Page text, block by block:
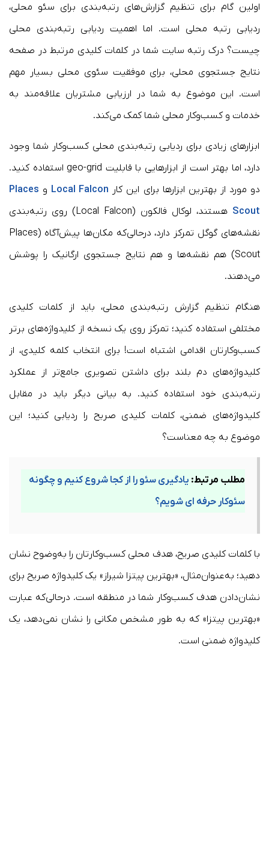
اولین گام برای تنظیم گزارش‌های رتبه‌بندی برای سئو محلی،
ردیابی رتبه محلی است. اما اهمیت ردیابی رتبه‌بندی محلی
چیست؟ درک رتبه سایت شما در کلمات کلیدی مرتبط در صفحه
نتایج جستجوی محلی، برای موفقیت سئوی محلی بسیار مهم
است. این موضوع به شما در ارزیابی مشتریان علاقه‌مند به
خدمات و کسب‌وکار محلی شما کمک می‌کند.
ابزارهای زیادی برای ردیابی رتبه‌بندی محلی کسب‌وکار شما وجود
دارد، اما بهتر است از ابزارهایی با قابلیت geo-grid استفاده کنید.
دو مورد از بهترین ابزارها برای این کار Local Falcon و Places
Scout
هستند، لوکال فالکون (Local Falcon) روی رتبه‌بندی
نقشه‌های گوگل تمرکز دارد، درحالی‌که مکان‌ها پیش‌آگاه (Places
Scout) هم نقشه‌ها و هم نتایج جستجوی ارگانیک را پوشش
می‌دهند.
هنگام تنظیم گزارش رتبه‌بندی محلی، باید از کلمات کلیدی
مختلفی استفاده کنید؛ تمرکز روی یک نسخه از کلیدواژه‌های برتر
کسب‌وکارتان اقدامی اشتباه است! برای انتخاب کلمه کلیدی، از
کلیدواژه‌های دم بلند برای داشتن تصویری جامع‌تر از عملکرد
رتبه‌بندی خود استفاده کنید. به بیانی دیگر باید در مقابل
کلیدواژه‌های ضمنی، کلمات کلیدی صریح را ردیابی کنید؛ این
موضوع به چه معناست؟
مطلب مرتبط: یادگیری سئو را از کجا شروع کنیم و چگونه
سئوکار حرفه ای شویم؟
با کلمات کلیدی صریح، هدف محلی کسب‌وکارتان را به‌وضوح نشان
دهید؛ به‌عنوان‌مثال، «بهترین پیتزا شیراز» یک کلیدواژه صریح برای
نشان‌دادن هدف کسب‌وکار شما در منطقه است. درحالی‌که عبارت
«بهترین پیتزا» که به طور مشخص مکانی را نشان نمی‌دهد، یک
کلیدواژه ضمنی است.